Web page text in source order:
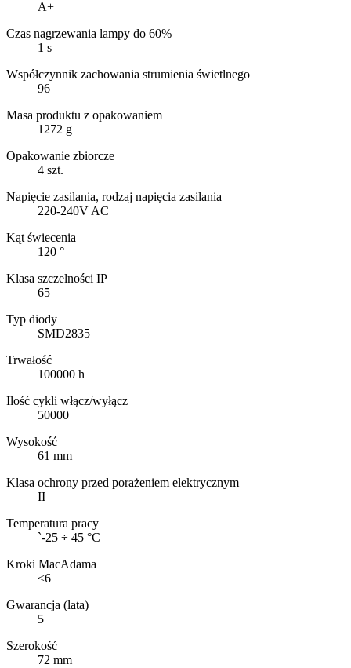
A+
Czas nagrzewania lampy do 60%
1 s
Współczynnik zachowania strumienia świetlnego
96
Masa produktu z opakowaniem
1272 g
Opakowanie zbiorcze
4 szt.
Napięcie zasilania, rodzaj napięcia zasilania
220-240V AC
Kąt świecenia
120 °
Klasa szczelności IP
65
Typ diody
SMD2835
Trwałość
100000 h
Ilość cykli włącz/wyłącz
50000
Wysokość
61 mm
Klasa ochrony przed porażeniem elektrycznym
II
Temperatura pracy
`-25 ÷ 45 °C
Kroki MacAdama
≤6
Gwarancja (lata)
5
Szerokość
72 mm